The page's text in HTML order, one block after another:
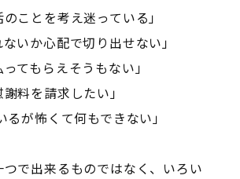
のことを考え迷っている」
ないか心配で切り出せない」
ってもらえそうもない」
料を請求したい」
るが怖くて何もできない」
で出来るものではなく、いろい